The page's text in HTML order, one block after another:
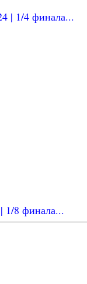
| 1/4 финала...
1/8 финала...